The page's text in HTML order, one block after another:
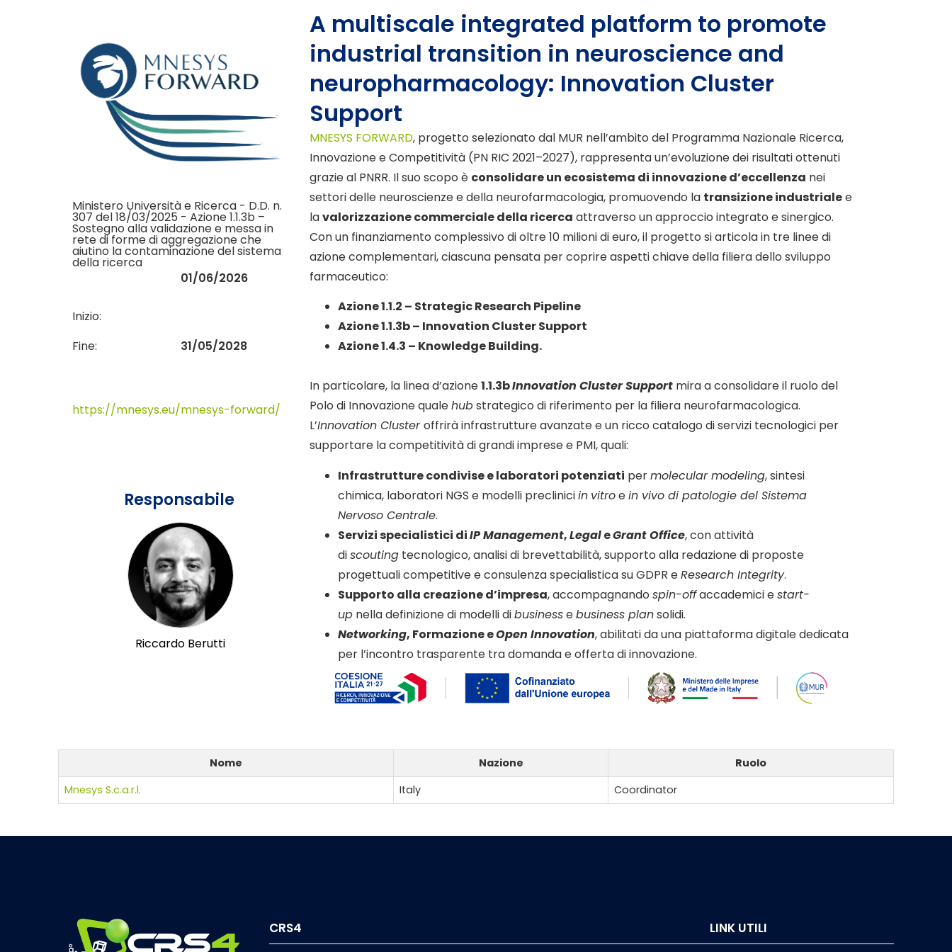
Ministero Università e Ricerca - D.D. n.
307 del 18/03/2025 - Azione 1.1.3b –
Sostegno alla validazione e messa in
rete di forme di aggregazione che
aiutino la contaminazione del sistema
della ricerca
Inizio:
01/06/2026
Fine: 31/05/2028
https://mnesys.eu/mnesys-forward/
Responsabile
Riccardo Berutti
A multiscale integrated platform to promote
industrial transition in neuroscience and
neuropharmacology: Innovation Cluster
Support
MNESYS FORWARD, progetto selezionato dal MUR nell’ambito del Programma Nazionale Ricerca,
Innovazione e Competitività (PN RIC 2021–2027), rappresenta un’evoluzione dei risultati ottenuti
grazie al PNRR. Il suo scopo è consolidare un ecosistema di innovazione d’eccellenza nei
settori delle neuroscienze e della neurofarmacologia, promuovendo la transizione industrialee
lavalorizzazione commerciale della ricerca attraverso un approccio integrato e sinergico.
Con un finanziamento complessivo di oltre 10 milioni di euro, il progetto si articola in tre linee di
azione complementari, ciascuna pensata per coprire aspetti chiave della filiera dello sviluppo
farmaceutico:
Azione 1.1.2 – Strategic Research Pipeline
Azione 1.1.3b – Innovation Cluster Support
Azione 1.4.3 – Knowledge Building.
In particolare, la linea d’azione1.1.3bInnovation Cluster Support mira a consolidare il ruolo del
Polo di Innovazione qualehubstrategico di riferimento per la filiera neurofarmacologica.
L’Innovation Clusteroffrirà infrastrutture avanzate e un ricco catalogo di servizi tecnologici per
supportare la competitività di grandi imprese e PMI, quali:
Infrastrutture condivise e laboratori potenziati permolecular modeling, sintesi
chimica, laboratori NGS e modelli precliniciin vitroein vivo di patologie del Sistema
Nervoso Centrale.
Servizi specialistici diIP Management,LegaleGrant Office, con attività
discouting tecnologico, analisi di brevettabilità, supporto alla redazione di proposte
progettuali competitive e consulenza specialistica su GDPR eResearch Integrity.
Supporto alla creazione d’impresa, accompagnandospin-offaccademici estart-
up nella definizione di modelli dibusinessebusiness plansolidi.
Networking, Formazione eOpen Innovation, abilitati da una piattaforma digitale dedicata
per l’incontro trasparente tra domanda e offerta di innovazione.
Nome Nazione
Ruolo
Mnesys S.c.a.r.l.
Italy Coordinator
CRS4 LINK UTILI